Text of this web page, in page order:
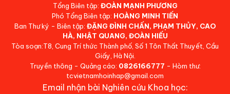
Tổng Biên tập: ĐOÀN MẠNH PHƯƠNG
Phó Tổng Biên tập: HOÀNG MINH TIẾN
Ban Thư ký - Biên tập: ĐẶNG ĐÌNH CHẤN, PHẠM THỦY, CAO
HÀ, NHẬT QUANG, ĐOÀN HIẾU
Tòa soạn:T8, Cung Trí thức Thành phố, Số 1 Tôn Thất Thuyết, Cầu
Giấy, Hà Nội.
Truyền thông - Quảng cáo: 0826166777 - Hòm thư:
tcvietnamhoinhap@gmail.com
Email nhận bài Nghiên cứu Khoa học: